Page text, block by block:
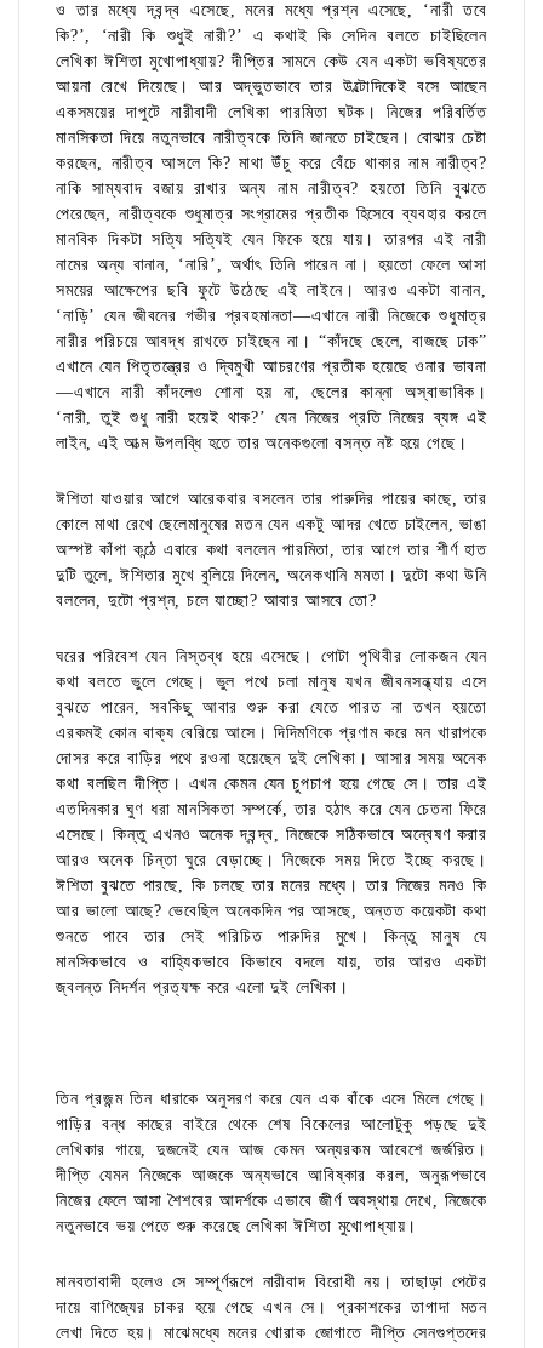
ও তার মধ্যে দ্বন্দ্ব এসেছে, মনের মধ্যে প্রশ্ন এসেছে, ‘নারী তবে
কি?’, ‘নারী কি শুধুই নারী?’ এ কথাই কি সেদিন বলতে চাইছিলেন
লেখিকা ঈশিতা মুখোপাধ্যায়? দীপ্তির সামনে কেউ যেন একটা ভবিষ্যতের
আয়না রেখে দিয়েছে। আর অদ্ভুতভাবে তার উল্টোদিকেই বসে আছেন
একসময়ের দাপুটে নারীবাদী লেখিকা পারমিতা ঘটক। নিজের পরিবর্তিত
মানসিকতা দিয়ে নতুনভাবে নারীত্বকে তিনি জানতে চাইছেন। বোঝার চেষ্টা
করছেন, নারীত্ব আসলে কি? মাথা উঁচু করে বেঁচে থাকার নাম নারীত্ব?
নাকি সাম্যবাদ বজায় রাখার অন্য নাম নারীত্ব? হয়তো তিনি বুঝতে
পেরেছেন, নারীত্বকে শুধুমাত্র সংগ্রামের প্রতীক হিসেবে ব্যবহার করলে
মানবিক দিকটা সত্যি সত্যিই যেন ফিকে হয়ে যায়। তারপর এই নারী
নামের অন্য বানান, ‘নারি’, অর্থাৎ তিনি পারেন না। হয়তো ফেলে আসা
সময়ের আক্ষেপের ছবি ফুটে উঠেছে এই লাইনে। আরও একটা বানান,
‘নাড়ি’ যেন জীবনের গভীর প্রবহমানতা—এখানে নারী নিজেকে শুধুমাত্র
নারীর পরিচয়ে আবদ্ধ রাখতে চাইছেন না। “কাঁদছে ছেলে, বাজছে ঢাক”
এখানে যেন পিতৃতন্ত্রের ও দ্বিমুখী আচরণের প্রতীক হয়েছে ওনার ভাবনা
—এখানে নারী কাঁদলেও শোনা হয় না, ছেলের কান্না অস্বাভাবিক।
‘নারী, তুই শুধু নারী হয়েই থাক?’ যেন নিজের প্রতি নিজের ব্যঙ্গ এই
লাইন, এই আত্ম উপলব্ধি হতে তার অনেকগুলো বসন্ত নষ্ট হয়ে গেছে।
ঈশিতা যাওয়ার আগে আরেকবার বসলেন তার পারুদির পায়ের কাছে, তার
কোলে মাথা রেখে ছেলেমানুষের মতন যেন একটু আদর খেতে চাইলেন, ভাঙা
অস্পষ্ট কাঁপা কন্ঠে এবারে কথা বললেন পারমিতা, তার আগে তার শীর্ণ হাত
দুটি তুলে, ঈশিতার মুখে বুলিয়ে দিলেন, অনেকখানি মমতা। দুটো কথা উনি
বললেন, দুটো প্রশ্ন, চলে যাচ্ছো? আবার আসবে তো?
ঘরের পরিবেশ যেন নিস্তব্ধ হয়ে এসেছে। গোটা পৃথিবীর লোকজন যেন
কথা বলতে ভুলে গেছে। ভুল পথে চলা মানুষ যখন জীবনসন্ধ্যায় এসে
বুঝতে পারেন, সবকিছু আবার শুরু করা যেতে পারত না তখন হয়তো
এরকমই কোন বাক্য বেরিয়ে আসে। দিদিমণিকে প্রণাম করে মন খারাপকে
দোসর করে বাড়ির পথে রওনা হয়েছেন দুই লেখিকা। আসার সময় অনেক
কথা বলছিল দীপ্তি। এখন কেমন যেন চুপচাপ হয়ে গেছে সে। তার এই
এতদিনকার ঘুণ ধরা মানসিকতা সম্পর্কে, তার হঠাৎ করে যেন চেতনা ফিরে
এসেছে। কিন্তু এখনও অনেক দ্বন্দ্ব, নিজেকে সঠিকভাবে অন্বেষণ করার
আরও অনেক চিন্তা ঘুরে বেড়াচ্ছে। নিজেকে সময় দিতে ইচ্ছে করছে।
ঈশিতা বুঝতে পারছে, কি চলছে তার মনের মধ্যে। তার নিজের মনও কি
আর ভালো আছে? ভেবেছিল অনেকদিন পর আসছে, অন্তত কয়েকটা কথা
শুনতে পাবে তার সেই পরিচিত পারুদির মুখে। কিন্তু মানুষ যে
মানসিকভাবে ও বাহ্যিকভাবে কিভাবে বদলে যায়, তার আরও একটা
জ্বলন্ত নিদর্শন প্রত্যক্ষ করে এলো দুই লেখিকা।
তিন প্রজন্ম তিন ধারাকে অনুসরণ করে যেন এক বাঁকে এসে মিলে গেছে।
গাড়ির বন্ধ কাছের বাইরে থেকে শেষ বিকেলের আলোটুকু পড়ছে দুই
লেখিকার গায়ে, দুজনেই যেন আজ কেমন অন্যরকম আবেশে জর্জরিত।
দীপ্তি যেমন নিজেকে আজকে অন্যভাবে আবিষ্কার করল, অনুরূপভাবে
নিজের ফেলে আসা শৈশবের আদর্শকে এভাবে জীর্ণ অবস্থায় দেখে, নিজেকে
নতুনভাবে ভয় পেতে শুরু করেছে লেখিকা ঈশিতা মুখোপাধ্যায়।
মানবতাবাদী হলেও সে সম্পূর্ণরূপে নারীবাদ বিরোধী নয়। তাছাড়া পেটের
দায়ে বাণিজ্যের চাকর হয়ে গেছে এখন সে। প্রকাশকের তাগাদা মতন
লেখা দিতে হয়। মাঝেমধ্যে মনের খোরাক জোগাতে দীপ্তি সেনগুপ্তদের